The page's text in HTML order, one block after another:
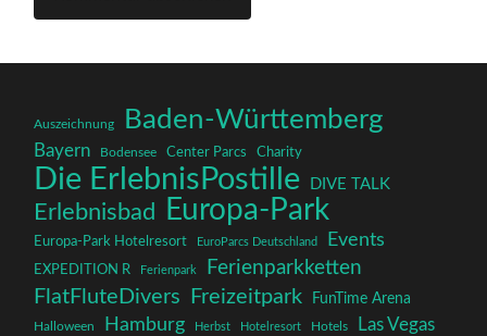
Auszeichnung Baden-Württemberg
Bayern Bodensee Center Parcs Charity
Die ErlebnisPostille DIVE TALK
Erlebnisbad Europa-Park
Europa-Park Hotelresort EuroParcs Deutschland Events
EXPEDITION R Ferienpark Ferienparkketten
FlatFluteDivers Freizeitpark FunTime Arena
Halloween Hamburg Herbst Hotelresort Hotels
Las Vegas